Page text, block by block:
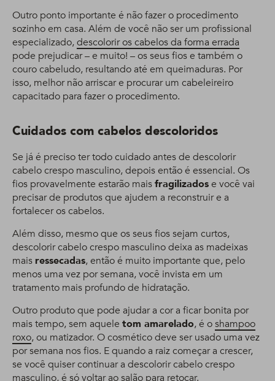
Outro ponto importante é não fazer o procedimento
sozinho em casa. Além de você não ser um profissional
especializado,descolorir os cabelos da forma errada
pode prejudicar – e muito! – os seus fios e também o
couro cabeludo, resultando até em queimaduras. Por
isso, melhor não arriscar e procurar um cabeleireiro
capacitado para fazer o procedimento.
Cuidados com cabelos descoloridos
Se já é preciso ter todo cuidado antes de descolorir
cabelo crespo masculino, depois então é essencial. Os
fios provavelmente estarão maisfragilizadose você vai
precisar de produtos que ajudem a reconstruir e a
fortalecer os cabelos.
Além disso, mesmo que os seus fios sejam curtos,
descolorir cabelo crespo masculino deixa as madeixas
maisressecadas, então é muito importante que, pelo
menos uma vez por semana, você invista em um
tratamento mais profundo de hidratação.
Outro produto que pode ajudar a cor a ficar bonita por
mais tempo, sem aquele tom amarelado, é oshampoo
roxo, ou matizador. O cosmético deve ser usado uma vez
por semana nos fios. E quando a raiz começar a crescer,
se você quiser continuar a descolorir cabelo crespo
masculino, é só voltar ao salão para retocar.